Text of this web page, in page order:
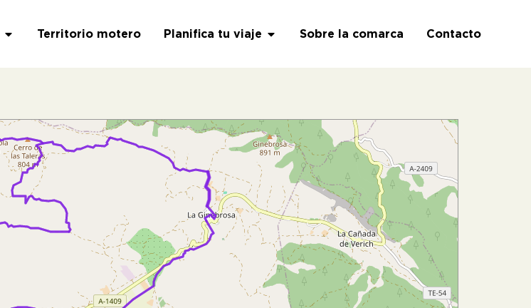
Territorio motero Planifica tu viaje Sobre la comarca Contacto